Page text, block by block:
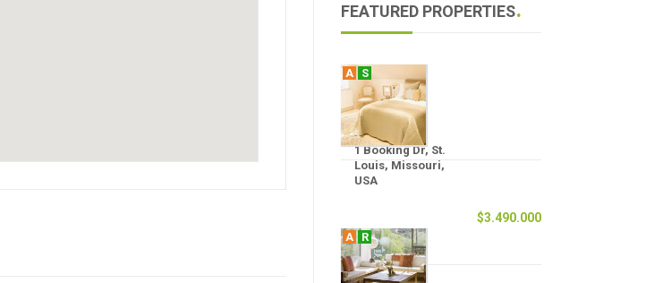
FEATURED PROPERTIES
A S
1 Booking Dr, St.
Louis, Missouri,
USA
$3.490.000
A R